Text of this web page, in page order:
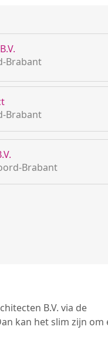
Brabant
Brabant
Brabant
B.V. via de
kan het slim zijn om